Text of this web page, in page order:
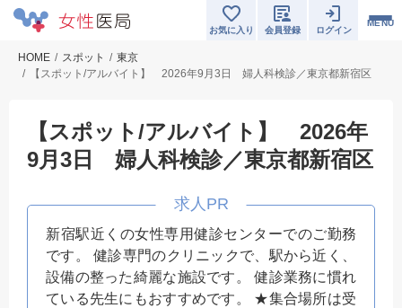
MENU
お気に入り 会員登録 ログイン
HOME スポット
東京
【スポット/アルバイト】 2026年9月3日 婦人科検診／東京都新宿区
【スポット/アルバイト】 2026年
9月3日 婦人科検診／東京都新宿区
新宿駅近くの女性専用健診センターでのご勤務
です。 健診専門のクリニックで、駅から近く、
設備の整った綺麗な施設です。 健診業務に慣れ
ている先生にもおすすめです。 ★集合場所は受